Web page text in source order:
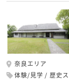
奈良エリア
体験/見学
歴史